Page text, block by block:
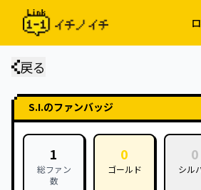
戻る
S.I.のファンバッジ
1
総ファン
数
0
ゴールド
0
シル